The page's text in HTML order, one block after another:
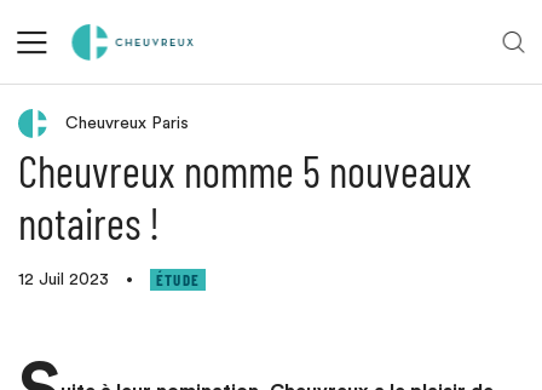
Retour aux actualités
Cheuvreux Paris
Cheuvreux nomme 5 nouveaux
notaires !
12 Juil 2023 • ÉTUDE